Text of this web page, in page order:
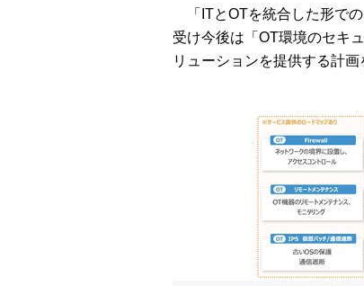
「ITとOTを統合した形で
受け今後は「OT環境のセキ
リューションを提供する計